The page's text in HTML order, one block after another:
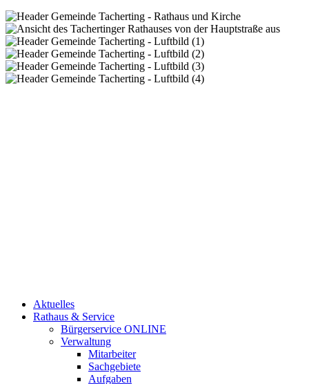
Aktuelles
Rathaus & Service
Bürgerservice ONLINE
Verwaltung
Mitarbeiter
Sachgebiete
Aufgaben